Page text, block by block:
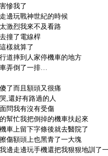
慘我了
邊玩戰神世紀的時候
激烈我來不及看路
撞了電線桿
樣就算了
道摔到人家停機車的地方
弄倒了一排…
了而且額頭又很痛
,還好有路過的人
問我有沒有受傷
幫忙我把倒掉的機車扶起來
車上留下字條後就去醫院了
傷額頭上也黑青了一大塊
邊走邊玩手機還把我狠狠地訓了